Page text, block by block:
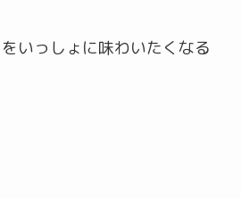
いっしょに味わいたくなる